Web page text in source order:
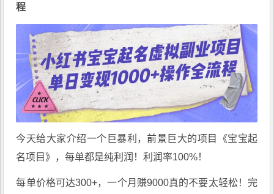
程
今天给大家介绍一个巨暴利，前景巨大的项目《宝宝起
名项目》，每单都是纯利润！利润率100%！
每单价格可达300+，一个月赚9000真的不要太轻松！完